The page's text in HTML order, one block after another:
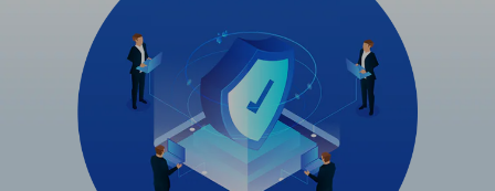
製造・建設業